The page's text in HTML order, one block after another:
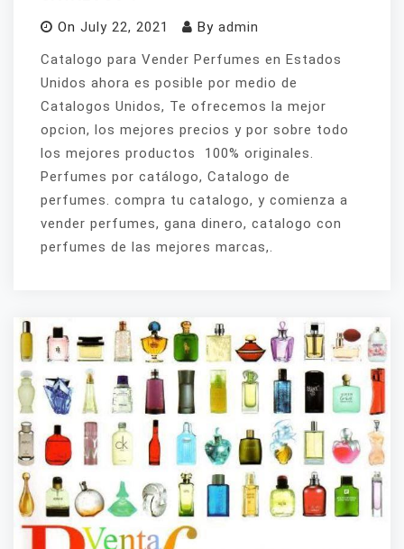
On July 22, 2021 By admin
Catalogo para Vender Perfumes en Estados
Unidos ahora es posible por medio de
Catalogos Unidos, Te ofrecemos la mejor
opcion, los mejores precios y por sobre todo
los mejores productos 100% originales.
Perfumes por catálogo, Catalogo de
perfumes. compra tu catalogo, y comienza a
vender perfumes, gana dinero, catalogo con
perfumes de las mejores marcas,.